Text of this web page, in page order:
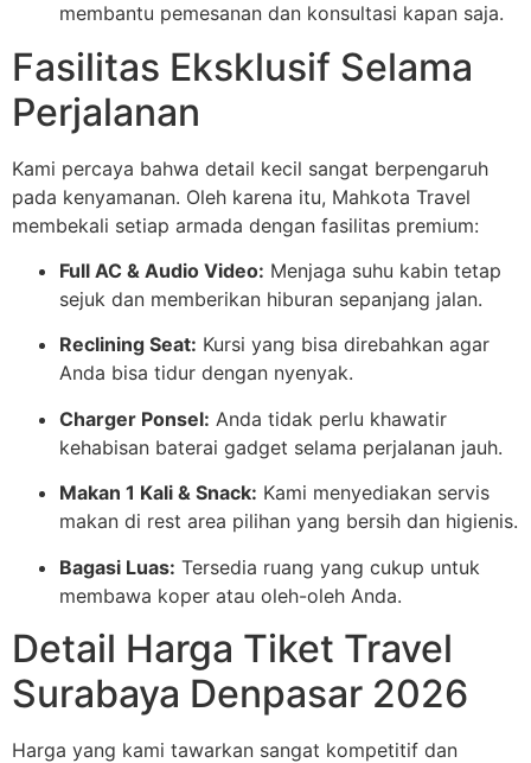
membantu pemesanan dan konsultasi kapan saja.
Fasilitas Eksklusif Selama
Perjalanan
Kami percaya bahwa detail kecil sangat berpengaruh
pada kenyamanan. Oleh karena itu, Mahkota Travel
membekali setiap armada dengan fasilitas premium:
Full AC & Audio Video: Menjaga suhu kabin tetap
sejuk dan memberikan hiburan sepanjang jalan.
Reclining Seat: Kursi yang bisa direbahkan agar
Anda bisa tidur dengan nyenyak.
Charger Ponsel: Anda tidak perlu khawatir
kehabisan baterai gadget selama perjalanan jauh.
Makan 1 Kali & Snack: Kami menyediakan servis
makan di rest area pilihan yang bersih dan higienis.
Bagasi Luas: Tersedia ruang yang cukup untuk
membawa koper atau oleh-oleh Anda.
Detail Harga Tiket Travel
Surabaya Denpasar 2026
Harga yang kami tawarkan sangat kompetitif dan